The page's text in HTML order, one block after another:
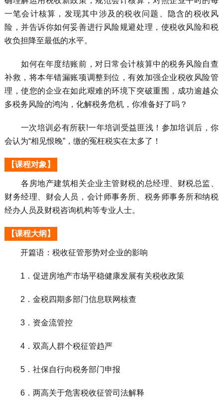
一笔会计核算，发现其中涉及的税收问题、隐含的税收风
险，并告诉你如何妥善进行风险规避处理，使税收风险和税
收负担降至最低的水平。
如何在年度结账前，对日常会计核算中的税务风险自查
补救，将本年错漏账项调整到位，有效加强企业税收风险管
理，使您的企业在如此艰难的环境下突破重围，成功逾越众
多税务风险的鸿沟，化解税务危机，你准备好了吗？
一次培训必有所获!一年培训受益匪浅！参加培训后，你
会认为“相见恨晚”，缴的冤枉税实在太多了！
【课程对象】
各房地产建筑相关企业主管财税的总经理、财税总监、
财务经理、财会人员，会计师事务所、税务师事务所和纳税
经办人员及财税咨询机构等专业人士。
【课程大纲】
开篇语：税收征管形势对企业的影响
1．促进房地产市场平稳健康发展有关税收政策
2．金税四期多部门信息联网核查
3．资金流管控
4．双高人群个税征管趋严
5．社保自行向税务部门申报
6．两高关于危害税收征管司法解释